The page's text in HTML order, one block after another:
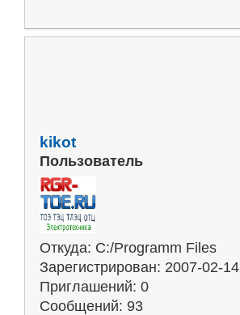
kikot
Пользователь
Откуда: C:/Programm Files
Зарегистрирован: 2007-02-14
Приглашений: 0
Сообщений: 93